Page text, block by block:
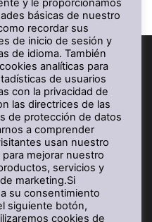
y le proporcionamos
básicas de nuestro
recordar sus
de inicio de sesión y
de idioma. También
analíticas para
de usuarios
con la privacidad de
las directrices de las
de protección de datos
a comprender
usan nuestro
mejorar nuestro
servicios y
marketing.Si
su consentimiento
siguiente botón,
cookies de